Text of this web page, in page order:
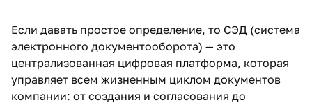
Если давать простое определение, то СЭД (система
электронного документооборота) — это
централизованная цифровая платформа, которая
управляет всем жизненным циклом документов
компании: от создания и согласования до